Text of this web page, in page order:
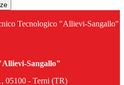
Tecnologico "Allievi-Sangallo"
Sangallo"
05100 - Terni (TR)